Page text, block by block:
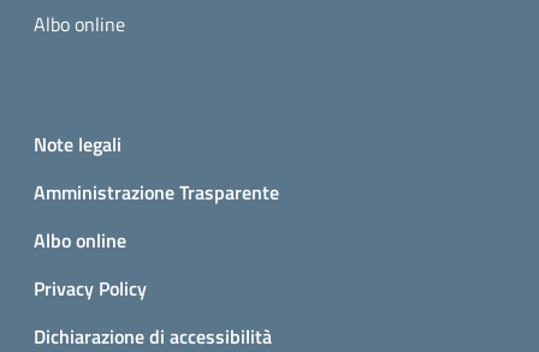
Albo online
Small prints
Note legali
Amministrazione Trasparente
Albo online
Privacy Policy
Dichiarazione di accessibilità